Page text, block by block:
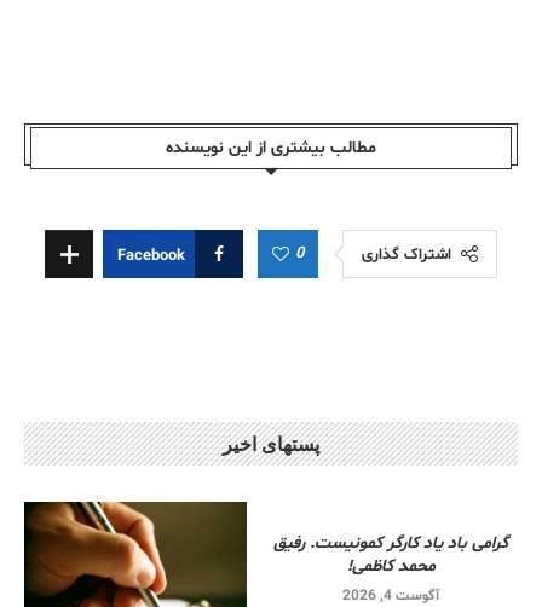
مطالب بیشتری از این نویسندە
اشتراک گذاری 0
Facebook
پستهای اخیر
گرامی باد یاد کارگر کمونیست. رفیق
محمد کاظمی!
آگوست 4, 2026